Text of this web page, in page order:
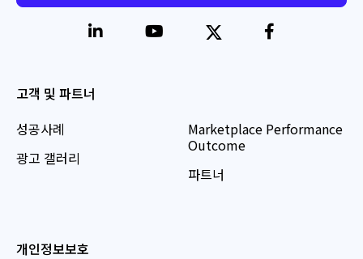
고객 및 파트너
성공사례
광고 갤러리
Marketplace Performance
Outcome
파트너
개인정보보호